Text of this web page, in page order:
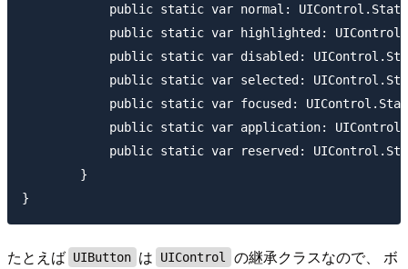
たとえば UIButton は UIControl
の継承クラスなので、 ボ